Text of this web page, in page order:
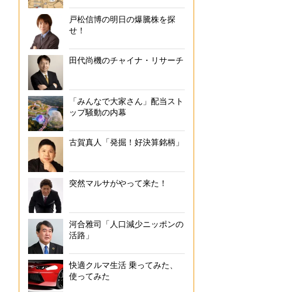
戸松信博の明日の爆騰株を探
せ！
田代尚機のチャイナ・リサーチ
「みんなで大家さん」配当スト
ップ騒動の内幕
古賀真人「発掘！好決算銘柄」
突然マルサがやって来た！
河合雅司「人口減少ニッポンの
活路」
快適クルマ生活 乗ってみた、
使ってみた